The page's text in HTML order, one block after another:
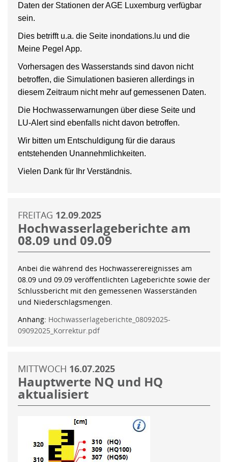
Daten der Stationen der AGE Luxemburg verfügbar
sein.
Dies betrifft u.a. die Seite inondations.lu und die
Meine Pegel App.
Vorhersagen des Wasserstands sind davon nicht
betroffen, die Simulationen basieren allerdings in
diesem Zeitraum nicht mehr auf gemessenen Daten.
Die Hochwasserwarnungen über diese Seite und
LU-Alert sind ebenfalls nicht davon betroffen.
Wir bitten um Entschuldigung für die daraus
entstehenden Unannehmlichkeiten.
Vielen Dank für Ihr Verständnis.
FREITAG 12.09.2025
Hochwasserlageberichte am
08.09 und 09.09
Anbei die während des Hochwasserereignisses am
08.09 und 09.09 veröffentlichten Lageberichte sowie der
Schlussbericht mit den gemessenen Wasserständen
und Niederschlagsmengen.
Anhang: Hochwasserlageberichte_08092025-
09092025_Korrektur.pdf
MITTWOCH 16.07.2025
Hauptwerte NQ und HQ
aktualisiert